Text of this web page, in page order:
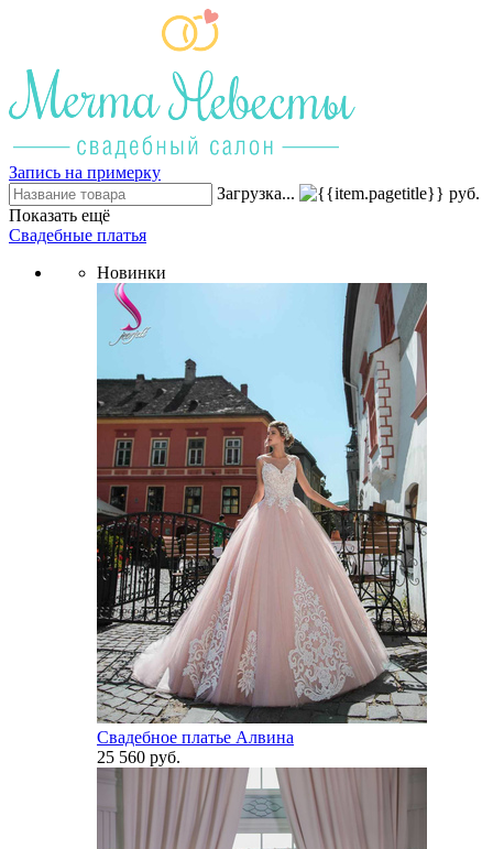
Запись на примерку
Загрузка...
руб.
Показать ещё
Свадебные платья
Новинки
Свадебное платье Алвина
25 560 руб.